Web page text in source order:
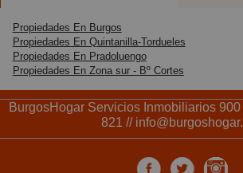
Propiedades En Burgos
Propiedades En Quintanilla-Tordueles
Propiedades En Pradoluengo
Propiedades En Zona sur - Bº Cortes
BurgosHogar Servicios Inmobiliarios
821 //